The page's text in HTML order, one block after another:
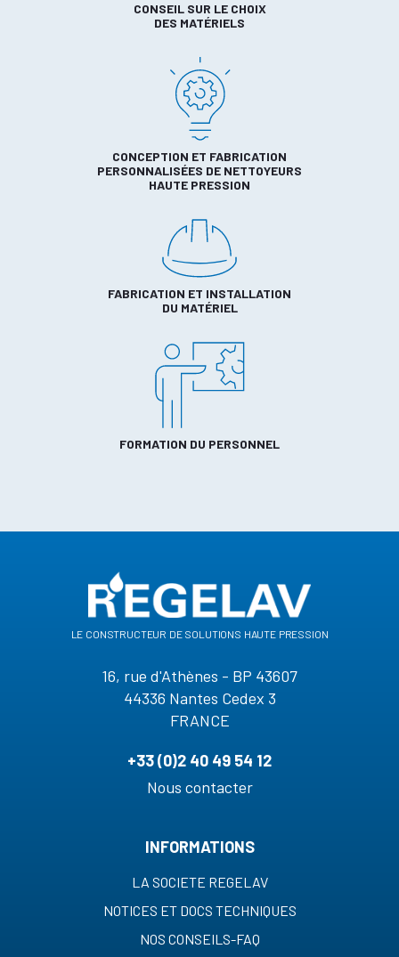
CONSEIL SUR LE CHOIX
DES MATÉRIELS
CONCEPTION ET FABRICATION
PERSONNALISÉES DE NETTOYEURS
HAUTE PRESSION
FABRICATION ET INSTALLATION
DU MATÉRIEL
FORMATION DU PERSONNEL
le constructeur de solutions haute pression
16, rue d'Athènes - BP 43607
44336 Nantes Cedex 3
FRANCE
+33 (0)2 40 49 54 12
Nous contacter
INFORMATIONS
LA SOCIETE REGELAV
NOTICES ET DOCS TECHNIQUES
NOS CONSEILS-FAQ